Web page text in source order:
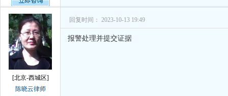
[北京-西城区]
陈晓云律师
回复时间： 2023-10-13 19:49
报警处理并提交证据